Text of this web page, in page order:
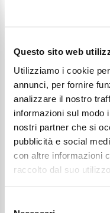
Questo sito web
Utilizziamo i cookie
annunci, per fornire
analizzare il nostro
informazioni sul modo
nostri partner che si
pubblicità e social
con altre informazioni
raccolto dal suo
Il tuo viaggio